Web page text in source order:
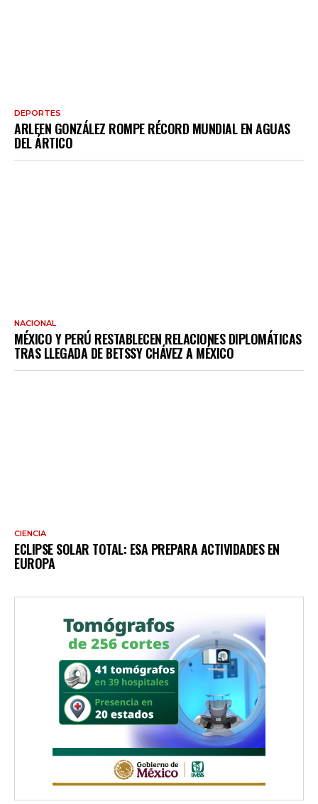
DEPORTES
ARLEEN GONZÁLEZ ROMPE RÉCORD MUNDIAL EN AGUAS
DEL ÁRTICO
NACIONAL
MÉXICO Y PERÚ RESTABLECEN RELACIONES DIPLOMÁTICAS
TRAS LLEGADA DE BETSSY CHÁVEZ A MÉXICO
CIENCIA
ECLIPSE SOLAR TOTAL: ESA PREPARA ACTIVIDADES EN
EUROPA